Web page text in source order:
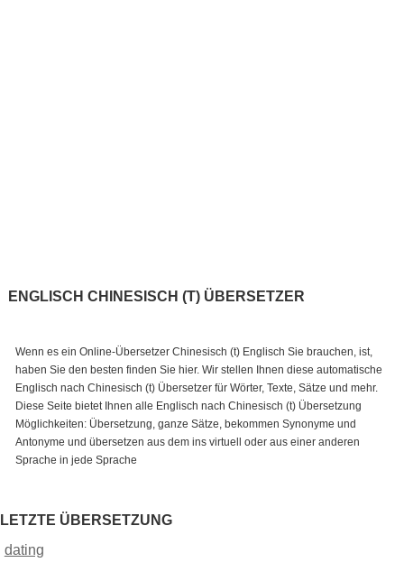
ENGLISCH CHINESISCH (T) ÜBERSETZER
Wenn es ein Online-Übersetzer Chinesisch (t) Englisch Sie brauchen, ist,
haben Sie den besten finden Sie hier. Wir stellen Ihnen diese automatische
Englisch nach Chinesisch (t) Übersetzer für Wörter, Texte, Sätze und mehr.
Diese Seite bietet Ihnen alle Englisch nach Chinesisch (t) Übersetzung
Möglichkeiten: Übersetzung, ganze Sätze, bekommen Synonyme und
Antonyme und übersetzen aus dem ins virtuell oder aus einer anderen
Sprache in jede Sprache
LETZTE ÜBERSETZUNG
dating